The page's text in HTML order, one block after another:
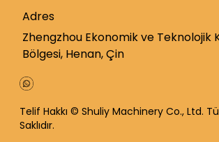
Adres
Zhengzhou Ekonomik ve Teknolojik
Bölgesi, Henan, Çin
Telif Hakkı © Shuliy Machinery Co., Ltd.
Saklıdır.